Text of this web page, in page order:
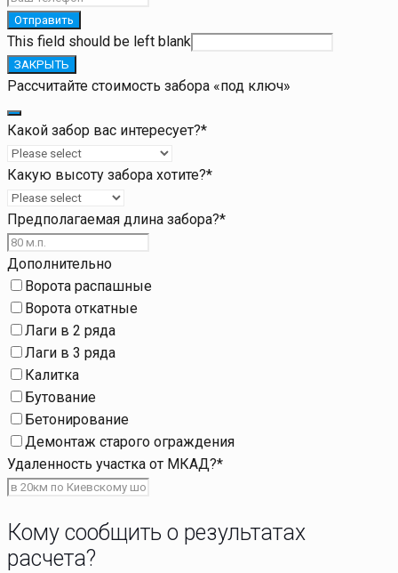
Отправить
This field should be left blank
ЗАКРЫТЬ
Рассчитайте стоимость забора «под ключ»
Какой забор вас интересует?*
Какую высоту забора хотите?*
Предполагаемая длина забора?*
Дополнительно
Ворота распашные
Ворота откатные
Лаги в 2 ряда
Лаги в 3 ряда
Калитка
Бутование
Бетонирование
Демонтаж старого ограждения
Удаленность участка от МКАД?*
Кому сообщить о результатах
расчета?